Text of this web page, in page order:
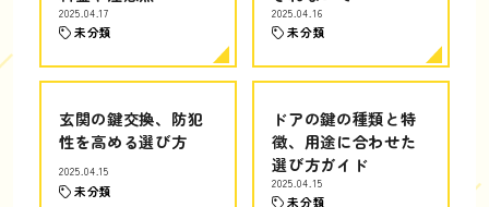
2025.04.17
未分類
2025.04.16
未分類
玄関の鍵交換、防犯
性を高める選び方
2025.04.15
未分類
ドアの鍵の種類と特
徴、用途に合わせた
選び方ガイド
2025.04.15
未分類